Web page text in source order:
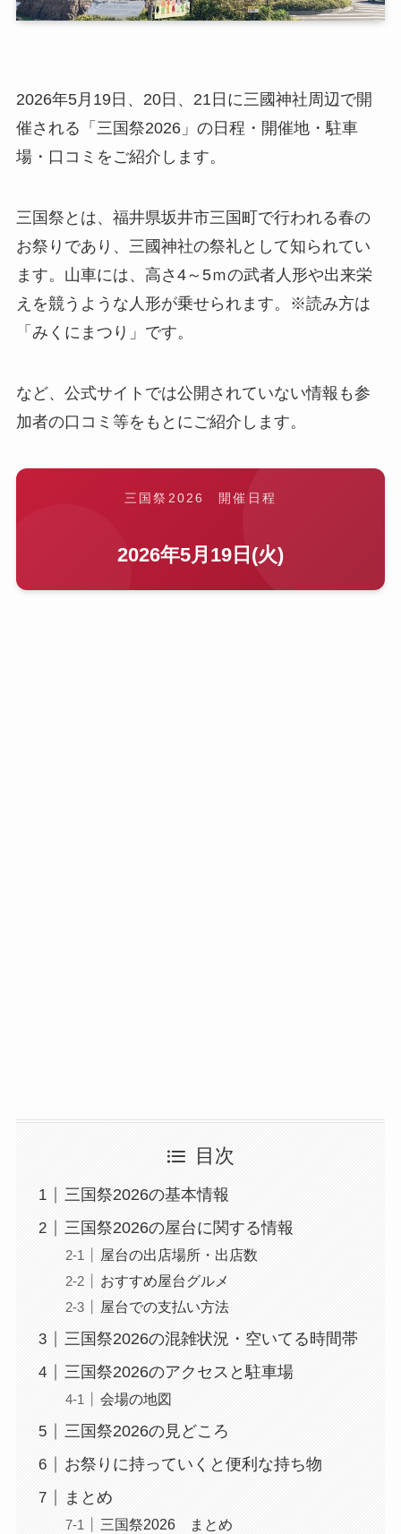
2026年5月19日、20日、21日に三國神社周辺で開
催される「三国祭2026」の日程・開催地・駐車
場・口コミをご紹介します。
三国祭とは、福井県坂井市三国町で行われる春の
お祭りであり、三國神社の祭礼として知られてい
ます。山車には、高さ4～5ｍの武者人形や出来栄
えを競うような人形が乗せられます。※読み方は
「みくにまつり」です。
など、公式サイトでは公開されていない情報も参
加者の口コミ等をもとにご紹介します。
三国祭2026 開催日程
2026年5月19日(火)
目次
三国祭2026の基本情報
三国祭2026の屋台に関する情報
屋台の出店場所・出店数
おすすめ屋台グルメ
屋台での支払い方法
三国祭2026の混雑状況・空いてる時間帯
三国祭2026のアクセスと駐車場
会場の地図
三国祭2026の見どころ
お祭りに持っていくと便利な持ち物
まとめ
三国祭2026 まとめ